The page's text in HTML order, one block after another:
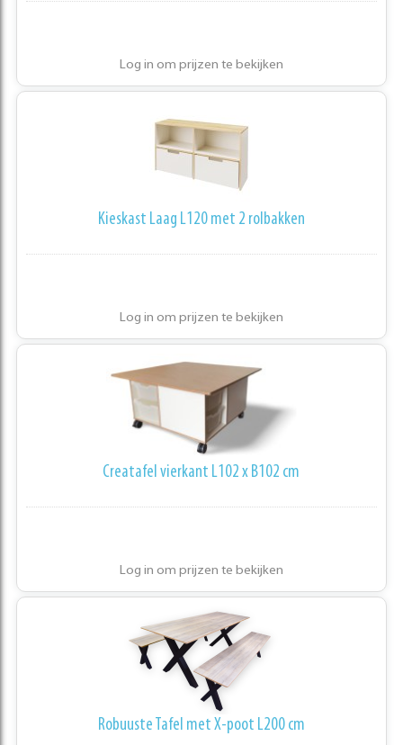
Log in om prijzen te bekijken
Kieskast Laag L120 met 2 rolbakken
Log in om prijzen te bekijken
Creatafel vierkant L102 x B102 cm
Log in om prijzen te bekijken
Robuuste Tafel met X-poot L200 cm